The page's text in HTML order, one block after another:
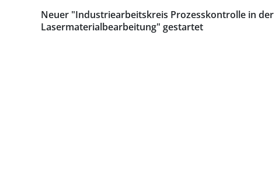
Neuer "Industriearbeitskreis Prozesskontrolle in der
Lasermaterialbearbeitung" gestartet